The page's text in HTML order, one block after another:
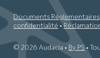
© 2026 Audacia • By PS •
Documents Réglementaires
confidentialité •